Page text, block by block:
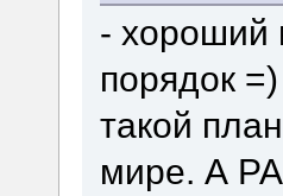
- хороший
порядок
такой
мире. А РА